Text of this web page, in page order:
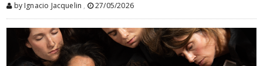
by Ignacio Jacquelin , 27/05/2026